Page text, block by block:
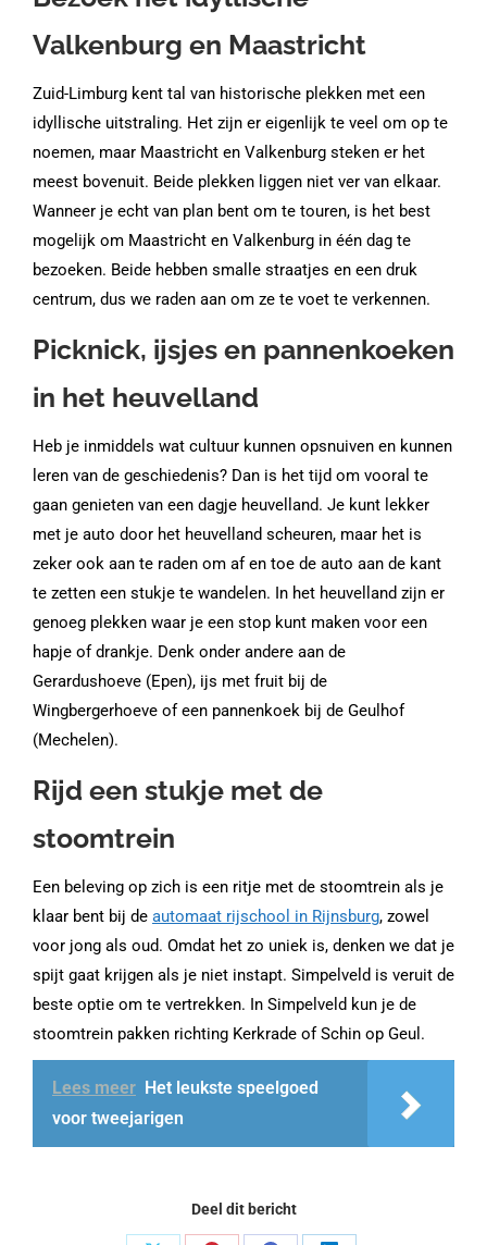
Valkenburg en Maastricht
Zuid-Limburg kent tal van historische plekken met een
idyllische uitstraling. Het zijn er eigenlijk te veel om op te
noemen, maar Maastricht en Valkenburg steken er het
meest bovenuit. Beide plekken liggen niet ver van elkaar.
Wanneer je echt van plan bent om te touren, is het best
mogelijk om Maastricht en Valkenburg in één dag te
bezoeken. Beide hebben smalle straatjes en een druk
centrum, dus we raden aan om ze te voet te verkennen.
Picknick, ijsjes en pannenkoeken
in het heuvelland
Heb je inmiddels wat cultuur kunnen opsnuiven en kunnen
leren van de geschiedenis? Dan is het tijd om vooral te
gaan genieten van een dagje heuvelland. Je kunt lekker
met je auto door het heuvelland scheuren, maar het is
zeker ook aan te raden om af en toe de auto aan de kant
te zetten een stukje te wandelen. In het heuvelland zijn er
genoeg plekken waar je een stop kunt maken voor een
hapje of drankje. Denk onder andere aan de
Gerardushoeve (Epen), ijs met fruit bij de
Wingbergerhoeve of een pannenkoek bij de Geulhof
(Mechelen).
Rijd een stukje met de
stoomtrein
Een beleving op zich is een ritje met de stoomtrein als je
klaar bent bij de automaat rijschool in Rijnsburg, zowel
voor jong als oud. Omdat het zo uniek is, denken we dat je
spijt gaat krijgen als je niet instapt. Simpelveld is veruit de
beste optie om te vertrekken. In Simpelveld kun je de
stoomtrein pakken richting Kerkrade of Schin op Geul.
Lees meer Het leukste speelgoed
voor tweejarigen
Deel dit bericht